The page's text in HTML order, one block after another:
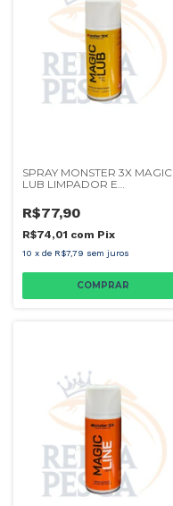
SPRAY MONSTER 3X MAGIC
LUB LIMPADOR E
R$77,90
R$74,01 com Pix
10 x de R$7,79 sem juros